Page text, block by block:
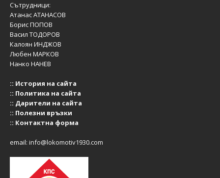
Сътрудници:
Атанас АТАНАСОВ
Борис ПОПОВ
Васил ТОДОРОВ
Калоян ИНДЖОВ
Любен МАРКОВ
Нанко НАНЕВ
:: История на сайта
:: Политика на сайта
:: Дарители на сайта
:: Полезни връзки
:: Контактна форма
email: info@lokomotiv1930.com